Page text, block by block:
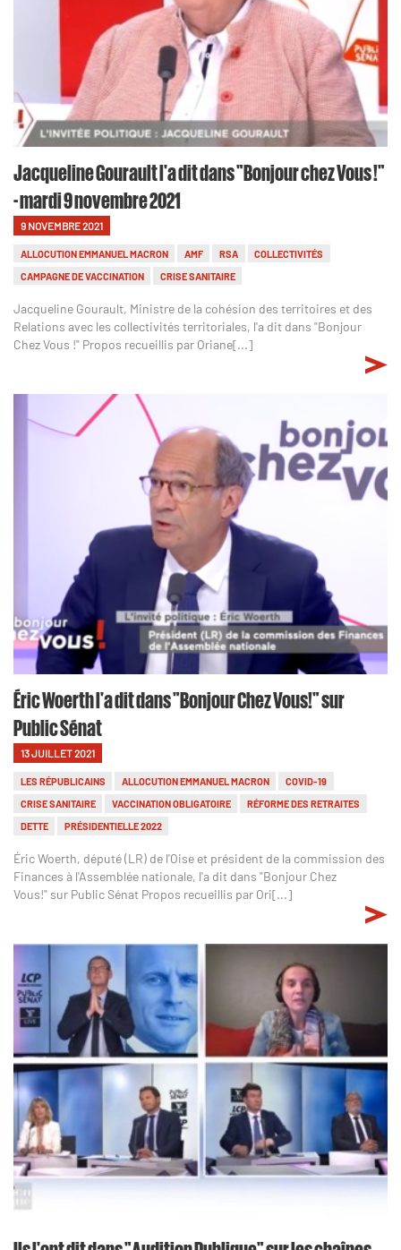
Jacqueline Gourault l'a dit dans "Bonjour chez Vous !"
- mardi 9 novembre 2021
9 NOVEMBRE 2021
ALLOCUTION EMMANUEL MACRON AMF RSA
COLLECTIVITÉS
CAMPAGNE DE VACCINATION
CRISE SANITAIRE
Jacqueline Gourault, Ministre de la cohésion des territoires et des
Relations avec les collectivités territoriales, l'a dit dans "Bonjour
Chez Vous !" Propos recueillis par Oriane[...]
Éric Woerth l'a dit dans "Bonjour Chez Vous!" sur
Public Sénat
13 JUILLET 2021
LES RÉPUBLICAINS ALLOCUTION EMMANUEL MACRON
COVID-19
CRISE SANITAIRE
VACCINATION OBLIGATOIRE
RÉFORME DES RETRAITES
DETTE
PRÉSIDENTIELLE 2022
Éric Woerth, député (LR) de l'Oise et président de la commission des
Finances à l'Assemblée nationale, l'a dit dans "Bonjour Chez
Vous!" sur Public Sénat Propos recueillis par Ori[...]